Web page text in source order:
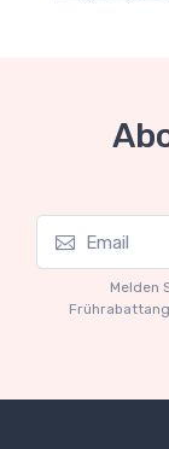
Mythos
Ferrari
€227.05
Melden